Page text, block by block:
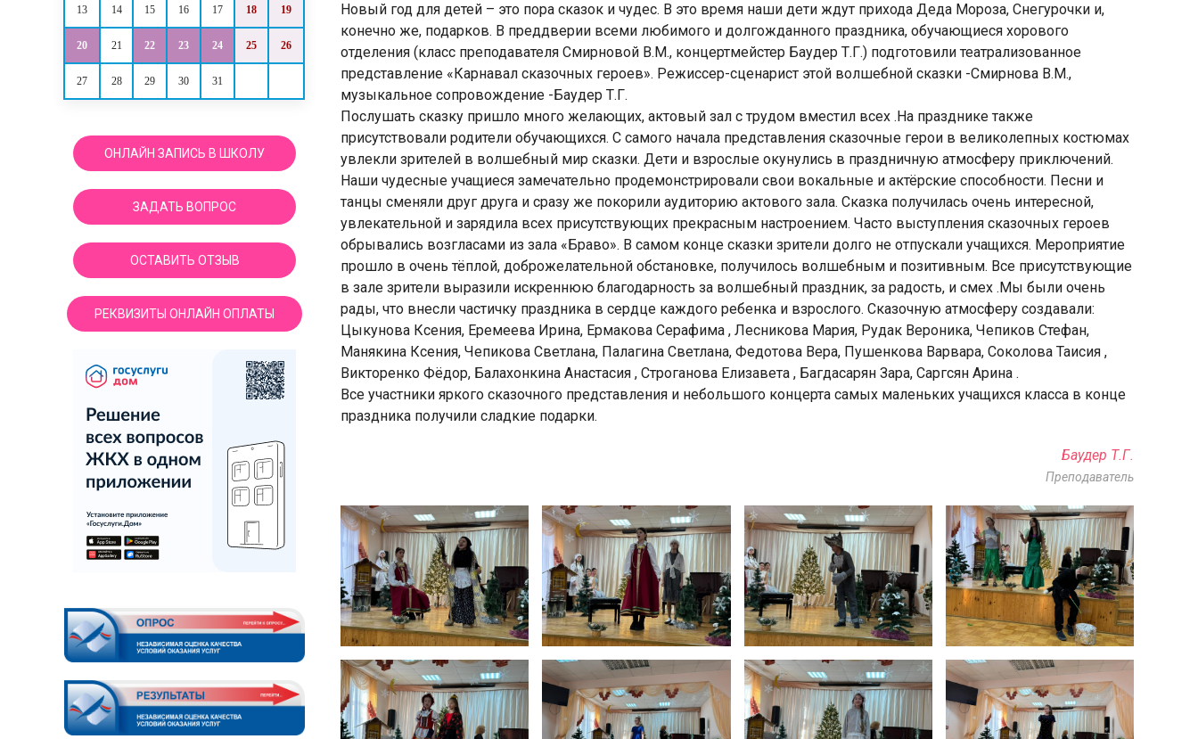
13 14 15 16 17 18 19
20 21 22 23 24 25 26
27 28 29 30 31
ОНЛАЙН ЗАПИСЬ В ШКОЛУ
ЗАДАТЬ ВОПРОС
ОСТАВИТЬ ОТЗЫВ
РЕКВИЗИТЫ ОНЛАЙН ОПЛАТЫ
Новый год для детей – это пора сказок и чудес. В это время наши дети ждут прихода Деда Мороза, Снегурочки и,
конечно же, подарков. В преддверии всеми любимого и долгожданного праздника, обучающиеся хорового
отделения (класс преподавателя Смирновой В.М., концертмейстер Баудер Т.Г.) подготовили театрализованное
представление «Карнавал сказочных героев». Режиссер-сценарист этой волшебной сказки -Смирнова В.М.,
музыкальное сопровождение -Баудер Т.Г.
Послушать сказку пришло много желающих, актовый зал с трудом вместил всех .На празднике также
присутствовали родители обучающихся. С самого начала представления сказочные герои в великолепных костюмах
увлекли зрителей в волшебный мир сказки. Дети и взрослые окунулись в праздничную атмосферу приключений.
Наши чудесные учащиеся замечательно продемонстрировали свои вокальные и актёрские способности. Песни и
танцы сменяли друг друга и сразу же покорили аудиторию актового зала. Сказка получилась очень интересной,
увлекательной и зарядила всех присутствующих прекрасным настроением. Часто выступления сказочных героев
обрывались возгласами из зала «Браво». В самом конце сказки зрители долго не отпускали учащихся. Мероприятие
прошло в очень тёплой, доброжелательной обстановке, получилось волшебным и позитивным. Все присутствующие
в зале зрители выразили искреннюю благодарность за волшебный праздник, за радость, и смех .Мы были очень
рады, что внесли частичку праздника в сердце каждого ребенка и взрослого. Сказочную атмосферу создавали:
Цыкунова Ксения, Еремеева Ирина, Ермакова Серафима , Лесникова Мария, Рудак Вероника, Чепиков Стефан,
Манякина Ксения, Чепикова Светлана, Палагина Светлана, Федотова Вера, Пушенкова Варвара, Соколова Таисия ,
Викторенко Фёдор, Балахонкина Анастасия , Строганова Елизавета , Багдасарян Зара, Саргсян Арина .
Все участники яркого сказочного представления и небольшого концерта самых маленьких учащихся класса в конце
праздника получили сладкие подарки.
Баудер Т.Г.
Преподаватель